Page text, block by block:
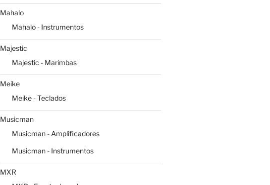
Mahalo
Mahalo - Instrumentos
Majestic
Majestic - Marimbas
Meike
Meike - Teclados
Musicman
Musicman - Amplificadores
Musicman - Instrumentos
MXR